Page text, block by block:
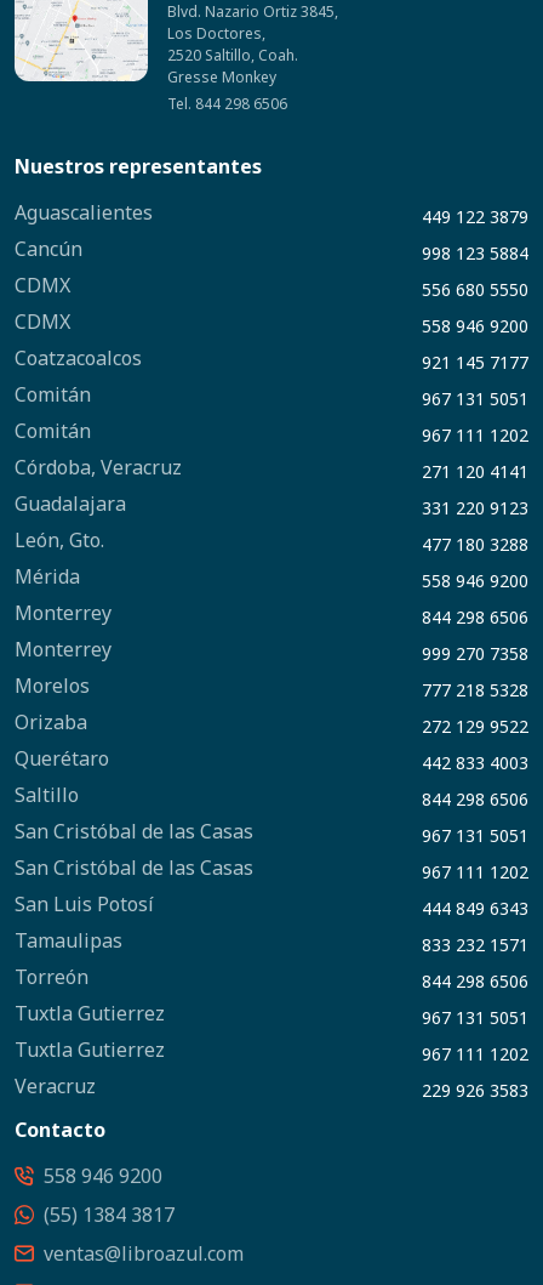
Blvd. Nazario Ortiz 3845,
Los Doctores,
2520 Saltillo, Coah.
Gresse Monkey
Tel. 844 298 6506
Nuestros representantes
Aguascalientes
449 122 3879
Cancún 998 123 5884
CDMX 556 680 5550
CDMX 558 946 9200
Coatzacoalcos 921 145 7177
Comitán 967 131 5051
Comitán 967 111 1202
Córdoba, Veracruz 271 120 4141
Guadalajara 331 220 9123
León, Gto. 477 180 3288
Mérida 558 946 9200
Monterrey 844 298 6506
Monterrey 999 270 7358
Morelos 777 218 5328
Orizaba 272 129 9522
Querétaro 442 833 4003
Saltillo 844 298 6506
San Cristóbal de las Casas 967 131 5051
San Cristóbal de las Casas 967 111 1202
San Luis Potosí 444 849 6343
Tamaulipas 833 232 1571
Torreón 844 298 6506
Tuxtla Gutierrez 967 131 5051
Tuxtla Gutierrez 967 111 1202
Veracruz 229 926 3583
Contacto
558 946 9200
(55) 1384 3817
ventas@libroazul.com